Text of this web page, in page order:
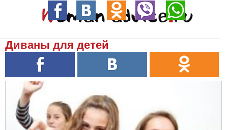
Диваны для детей